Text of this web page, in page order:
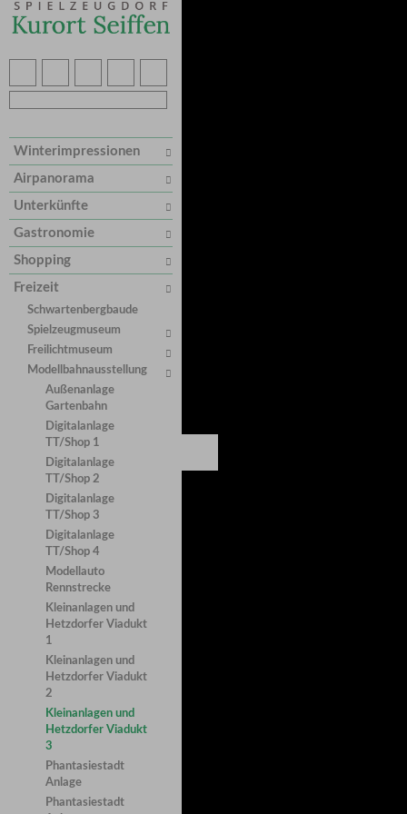
Winterimpressionen
Airpanorama
Unterkünfte
Gastronomie
Shopping
Freizeit
Schwartenbergbaude
Spielzeugmuseum
Freilichtmuseum
Modellbahnausstellung
Außenanlage
Gartenbahn
Digitalanlage
TT/Shop 1
Digitalanlage
TT/Shop 2
Digitalanlage
TT/Shop 3
Digitalanlage
TT/Shop 4
Modellauto
Rennstrecke
Kleinanlagen und
Hetzdorfer Viadukt
1
Kleinanlagen und
Hetzdorfer Viadukt
2
Kleinanlagen und
Hetzdorfer Viadukt
3
Phantasiestadt
Anlage
Phantasiestadt